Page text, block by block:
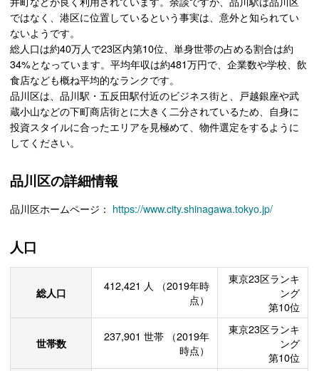
ではなく、港区に位置しているという事実は、意外と知られてい
ないようです。
総人口は約40万人で23区内第10位、単身世帯の占める割合は約
34%となっています。平均年収は約481万円で、企業数や学校、飲
食店なども概ね平均的なランクです。
品川区は、品川駅・五反田駅付近のビジネス街と、戸越銀座や武
蔵小山などの下町商店街とに大きく二分されているため、自身に
投資スタイルに合ったエリアを見極めて、物件選定をするように
してください。
品川区の詳細情報
品川区ホームページ： https://www.city.shinagawa.tokyo.jp/
人口
総人口 412,421 人
（2019年時
点）
東京23区ランキ
ング
第10位
世帯数 237,901 世帯
（2019年
時点）
東京23区ランキ
ング
第10位